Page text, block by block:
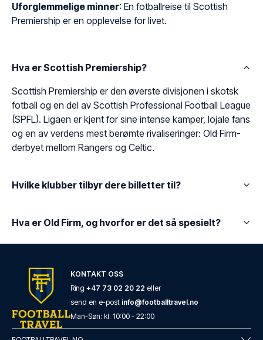
Uforglemmelige minner: En fotballreise til Scottish
Premiership er en opplevelse for livet.
Hva er Scottish Premiership?
Scottish Premiership er den øverste divisjonen i skotsk
fotball og en del av Scottish Professional Football League
(SPFL). Ligaen er kjent for sine intense kamper, lojale fans
og en av verdens mest berømte rivaliseringer: Old Firm-
derbyet mellom Rangers og Celtic.
Hvilke klubber tilbyr dere billetter til?
Hva er Old Firm, og hvorfor er det så spesielt?
KONTAKT OSS
Ring +47 73 02 20 22 eller
send en e-post info@footballtravel.no
Man-Søn: kl. 10:00 - 22:00